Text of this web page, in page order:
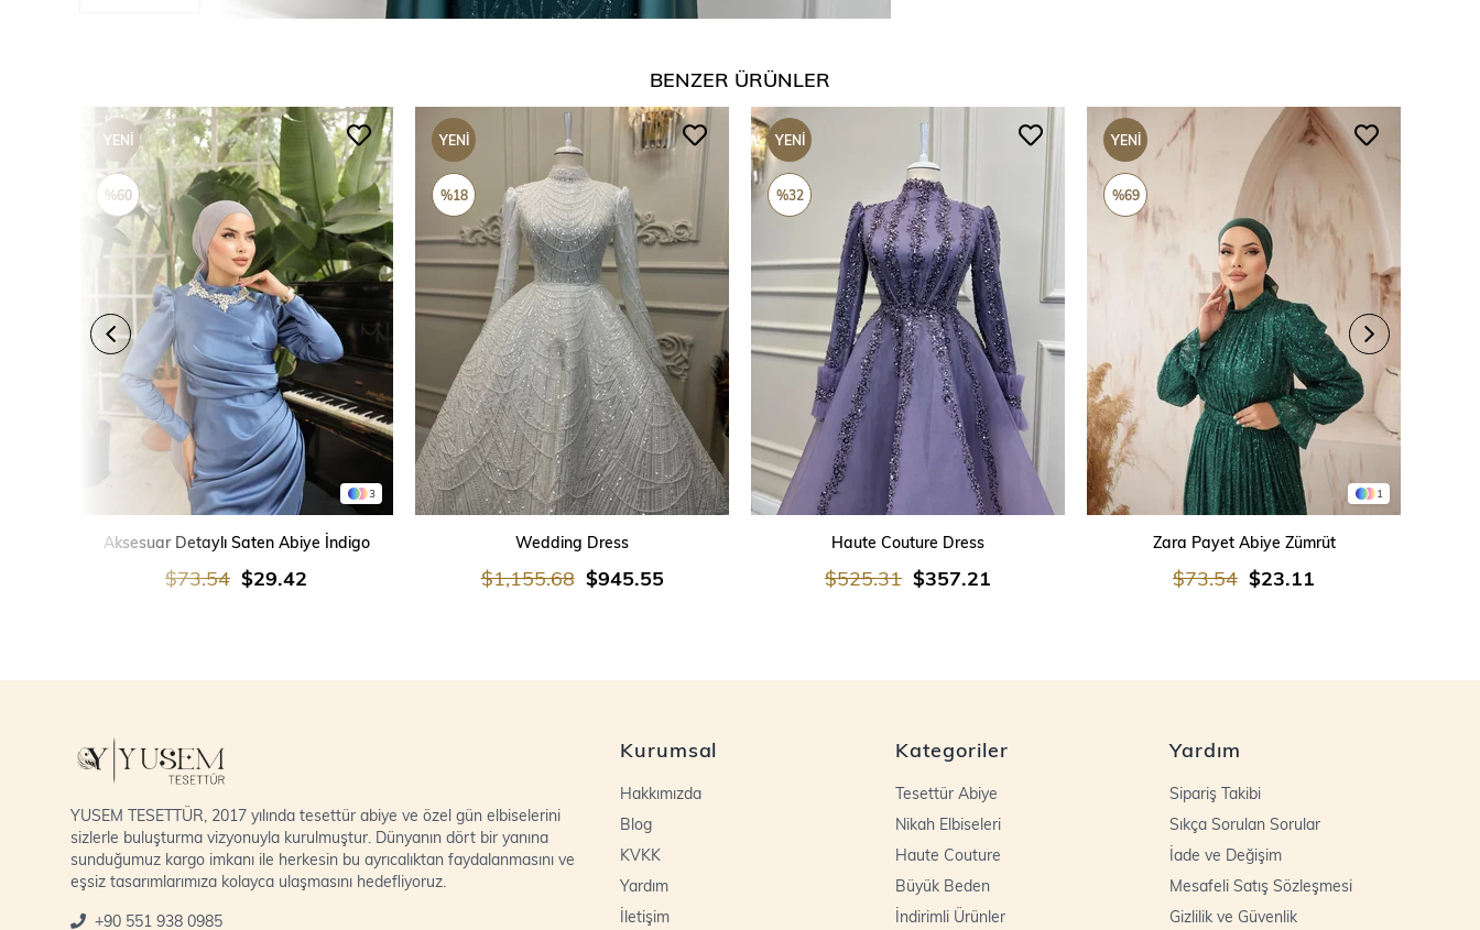
BENZER ÜRÜNLER
3
Aksesuar Detaylı Saten Abiye İndigo
$29.42
$73.54
YENI
ÜRÜN
%60
Wedding Dress
$945.55
$1,155.68
YENI
ÜRÜN
%18
Haute Couture Dress
$357.21
$525.31
YENI
ÜRÜN
%32
1
Zara Payet Abiye Zümrüt
$23.11
$73.54
YENI
ÜRÜN
%69
YUSEM TESETTÜR, 2017 yılında tesettür abiye ve özel gün elbiselerini
sizlerle buluşturma vizyonuyla kurulmuştur. Dünyanın dört bir yanına
sunduğumuz kargo imkanı ile herkesin bu ayrıcalıktan faydalanmasını ve
eşsiz tasarımlarımıza kolayca ulaşmasını hedefliyoruz.
+90 551 938 0985
Kurumsal
Hakkımızda
Blog
KVKK
Yardım
İletişim
Kategoriler
Tesettür Abiye
Nikah Elbiseleri
Haute Couture
Büyük Beden
İndirimli Ürünler
Yardım
Sipariş Takibi
Sıkça Sorulan Sorular
İade ve Değişim
Mesafeli Satış Sözleşmesi
Gizlilik ve Güvenlik